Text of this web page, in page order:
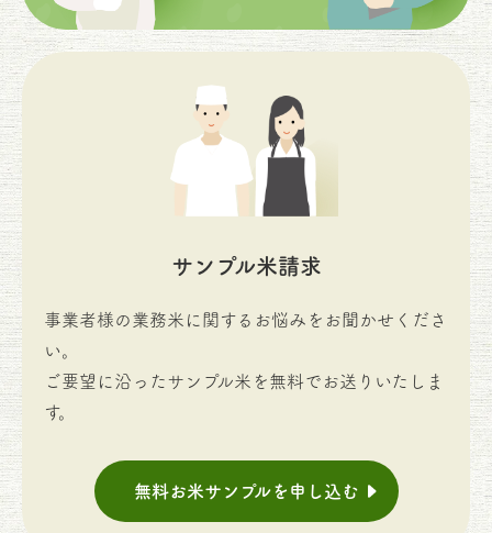
サンプル米請求
事業者様の業務米に関するお悩みをお聞かせくださ
い。
ご要望に沿ったサンプル米を無料でお送りいたしま
す。
無料お米サンプルを申し込む